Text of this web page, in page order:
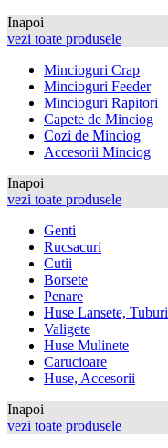
Inapoi
vezi toate produsele
Mincioguri Crap
Mincioguri Feeder
Mincioguri Rapitori
Capete de Minciog
Cozi de Minciog
Accesorii Minciog
Inapoi
vezi toate produsele
Genti
Rucsacuri
Cutii
Borsete
Penare
Huse Lansete, Tuburi
Valigete
Huse Mulinete
Carucioare
Huse, Accesorii
Inapoi
vezi toate produsele